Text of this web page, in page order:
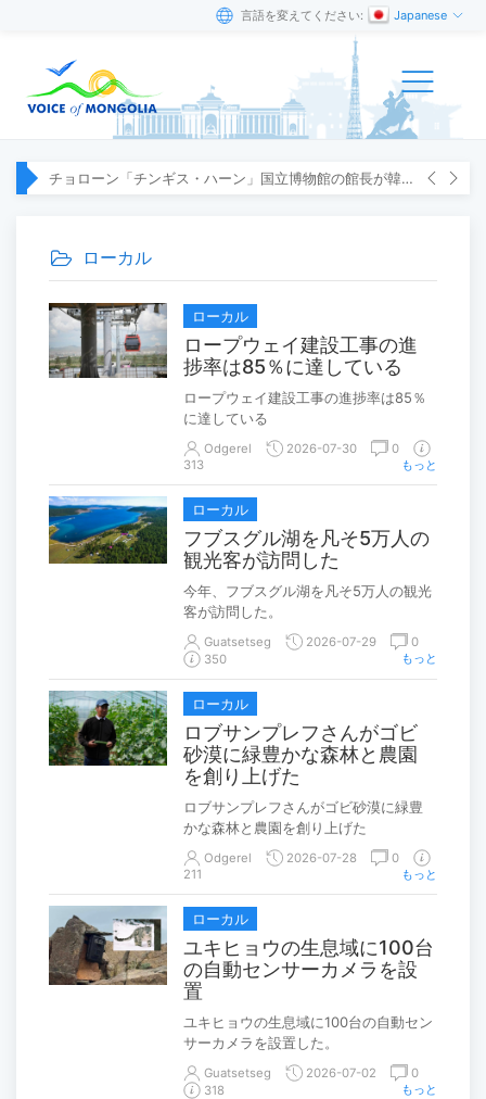
言語を変えてください: Japanese
チョローン「チンギス・ハーン」国立博物館の館長が韓国へ出張
ローカル
ローカル
ロープウェイ建設工事の進
捗率は85％に達している
ロープウェイ建設工事の進捗率は85％
に達している
Odgerel 2026-07-30
0
313
もっと
ローカル
フブスグル湖を凡そ5万人の
観光客が訪問した
今年、フブスグル湖を凡そ5万人の観光
客が訪問した。
Guatsetseg 2026-07-29
0
350
もっと
ローカル
ロブサンプレフさんがゴビ
砂漠に緑豊かな森林と農園
を創り上げた
ロブサンプレフさんがゴビ砂漠に緑豊
かな森林と農園を創り上げた
Odgerel 2026-07-28
0
211
もっと
ローカル
ユキヒョウの生息域に100台
の自動センサーカメラを設
置
ユキヒョウの生息域に100台の自動セン
サーカメラを設置した。
Guatsetseg 2026-07-02
0
318
もっと